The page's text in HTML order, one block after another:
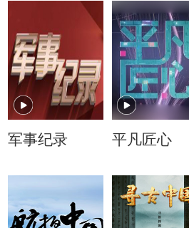
军事纪录 平凡匠心